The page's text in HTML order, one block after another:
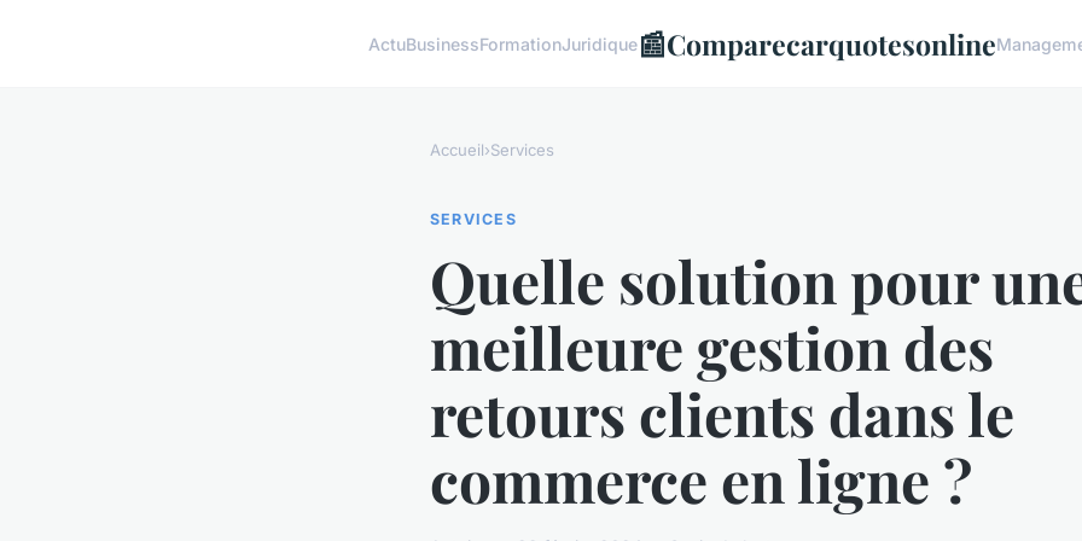
ActuBusinessFormationJuridique📰Comparecarquotesonline
Accueil›Services
SERVICES
Quelle solution pour
meilleure gestion des
retours clients dans le
commerce en ligne ?